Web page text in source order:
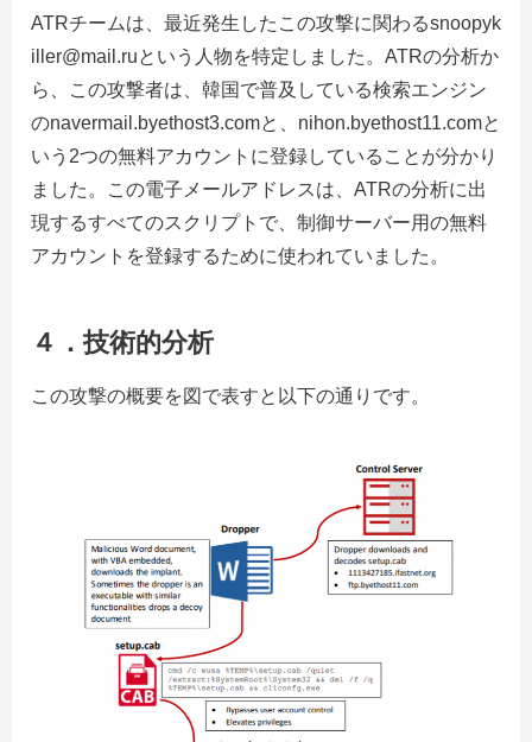
ATRチームは、最近発生したこの攻撃に関わるsnoopyk
iller@mail.ruという人物を特定しました。ATRの分析か
ら、この攻撃者は、韓国で普及している検索エンジン
のnavermail.byethost3.comと、nihon.byethost11.comと
いう2つの無料アカウントに登録していることが分かり
ました。この電子メールアドレスは、ATRの分析に出
現するすべてのスクリプトで、制御サーバー用の無料
アカウントを登録するために使われていました。
４．技術的分析
この攻撃の概要を図で表すと以下の通りです。